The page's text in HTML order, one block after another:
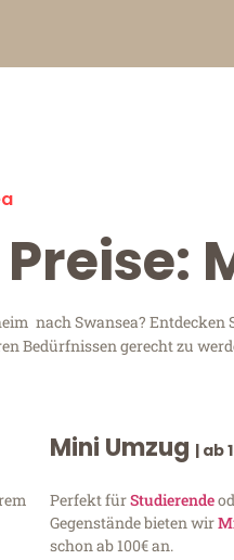
nach Swansea?
Bedürfnissen gerecht zu
Mini Umzug | ab
Perfekt fürStudierende
Gegenstände bieten wir
schon ab 100€ an.